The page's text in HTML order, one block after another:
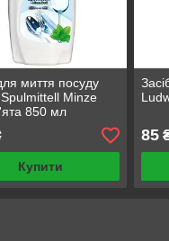
миття посуду
Minze
850 мл
Купити
85